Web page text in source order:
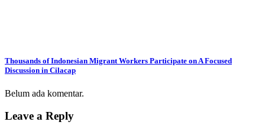
Thousands of Indonesian Migrant Workers Participate on A Focused
Discussion in Cilacap
Belum ada komentar.
Leave a Reply